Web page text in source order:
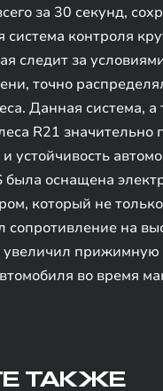
за 30 секунд,
система контроля
следит за
точно
Данная система, а
R21 значительно
устойчивость
была оснащена
который не только
сопротивление на
увеличил прижимную
во время
ТАКЖЕ